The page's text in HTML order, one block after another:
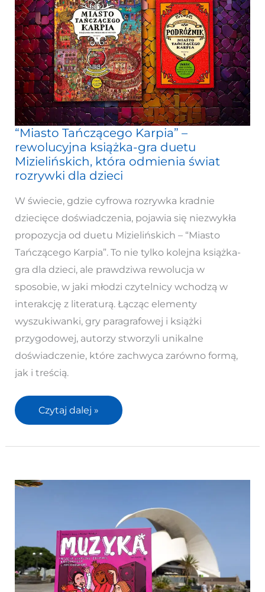
“Miasto Tańczącego Karpia” –
rewolucyjna książka-gra duetu
Mizielińskich, która odmienia świat
rozrywki dla dzieci
W świecie, gdzie cyfrowa rozrywka kradnie
dziecięce doświadczenia, pojawia się niezwykła
propozycja od duetu Mizielińskich – “Miasto
Tańczącego Karpia”. To nie tylko kolejna książka-
gra dla dzieci, ale prawdziwa rewolucja w
sposobie, w jaki młodzi czytelnicy wchodzą w
interakcję z literaturą. Łącząc elementy
wyszukiwanki, gry paragrafowej i książki
przygodowej, autorzy stworzyli unikalne
doświadczenie, które zachwyca zarówno formą,
jak i treścią.
“Miasto
Tańczącego
Karpia”
–
rewolucyjna
książka-
gra
duetu
Mizielińskich,
która
odmienia
świat
rozrywki
dla
dzieci
Czytaj dalej »